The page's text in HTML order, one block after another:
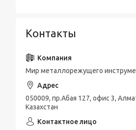
Контакты
Мир металлорежущего
050009, пр.Абая 127, офис 3,
Казахстан